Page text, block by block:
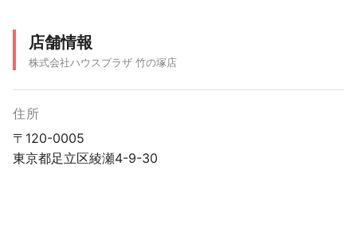
店舗情報
株式会社ハウスプラザ 竹の塚店
住所
〒120-0005
東京都足立区綾瀬4-9-30